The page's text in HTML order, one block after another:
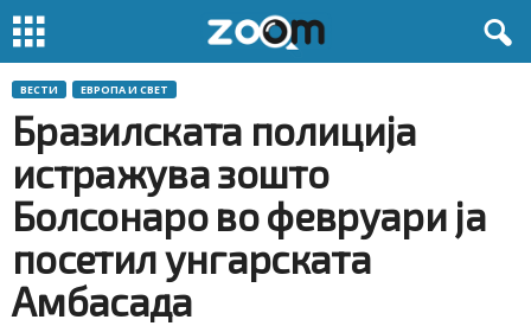
ВЕСТИ ЕВРОПА И СВЕТ
Бразилската полиција
истражува зошто
Болсонаро во февруари ја
посетил унгарската
Амбасада